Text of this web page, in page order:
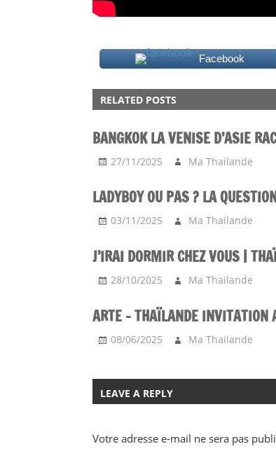
Facebook
VIDEO
RELATED POSTS
BANGKOK LA VENISE D’ASIE
27/11/2025 Ma Thailande
LADYBOY OU PAS ? LA
03/11/2025 Ma Thailande
J’IRAI DORMIR CHEZ VOUS |
28/10/2025 Ma Thailande
ARTE – THAÏLANDE INVITATION
08/06/2025 Ma Thailande
LEAVE A REPLY
Votre adresse e-mail ne sera pas